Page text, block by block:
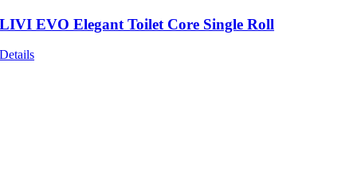
LIVI EVO Elegant Toilet Core Single Roll
Details